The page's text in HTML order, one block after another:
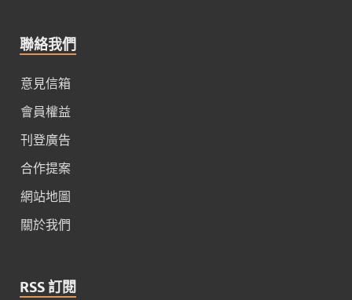
聯絡我們
意見信箱
會員權益
刊登廣告
合作提案
網站地圖
關於我們
RSS 訂閱